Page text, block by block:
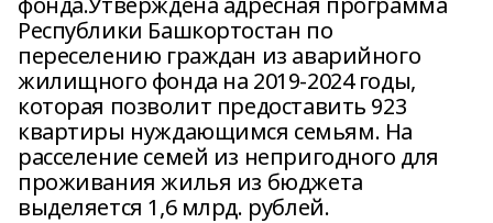
Республики Башкортостан по
переселению граждан из аварийного
жилищного фонда на 2019-2024 годы,
которая позволит предоставить 923
квартиры нуждающимся семьям. На
расселение семей из непригодного для
проживания жилья из бюджета
выделяется 1,6 млрд. рублей.